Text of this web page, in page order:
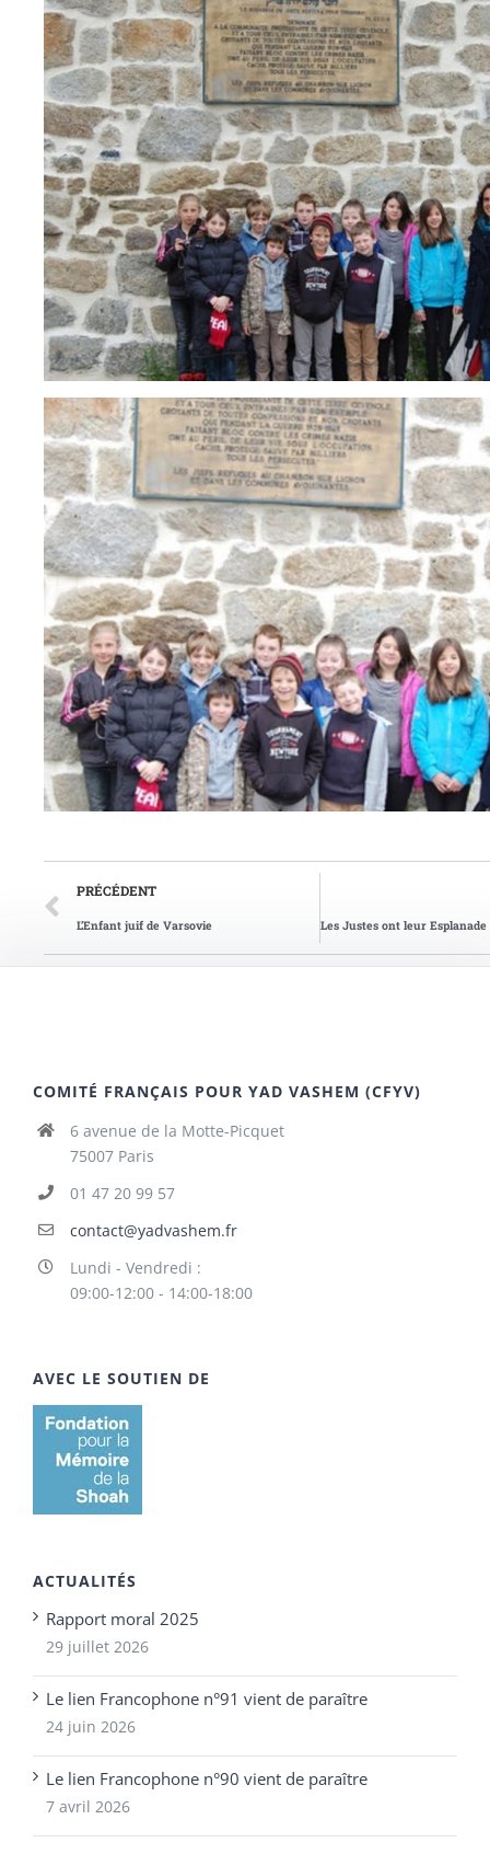
PRÉCÉDENT
L’Enfant juif de Varsovie
COMITÉ FRANÇAIS POUR YAD VASHEM (CFYV)
6 avenue de la Motte-Picquet
75007 Paris
01 47 20 99 57
contact@yadvashem.fr
Lundi - Vendredi :
09:00-12:00 - 14:00-18:00
AVEC LE SOUTIEN DE
ACTUALITÉS
Rapport moral 2025
29 juillet 2026
Le lien Francophone n°91 vient de paraître
24 juin 2026
Le lien Francophone n°90 vient de paraître
7 avril 2026